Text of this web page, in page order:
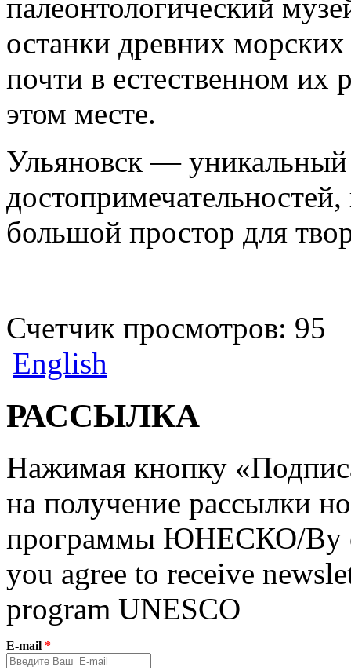
палеонтологический
останки древних
почти в естественном
этом месте.
Ульяновск — уникальный
большой простор для
Счетчик просмотров: 95
English
РАССЫЛКА
Нажимая кнопку
на получение рассылки
программы ЮНЕСКО/By
you agree to receive
program UNESCO
E-mail *